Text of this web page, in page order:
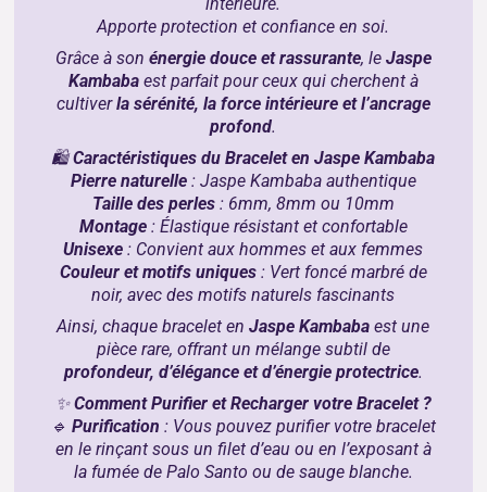
Apporte protection et confiance en soi.
Grâce à son énergie douce et rassurante, le Jaspe
Kambabaest parfait pour ceux qui cherchent à
cultiverla sérénité, la force intérieure et l’ancrage
profond.
🛍Caractéristiques du Bracelet en Jaspe Kambaba
Pierre naturelle: Jaspe Kambaba authentique
Taille des perles: 6mm, 8mm ou 10mm
Montage: Élastique résistant et confortable
Unisexe : Convient aux hommes et aux femmes
Couleur et motifs uniques: Vert foncé marbré de
noir, avec des motifs naturels fascinants
Ainsi, chaque bracelet enJaspe Kambaba est une
pièce rare, offrant un mélange subtil de
profondeur, d’élégance et d’énergie protectrice.
✨Comment Purifier et Recharger votre Bracelet ?
🔹Purification : Vous pouvez purifier votre bracelet
en le rinçant sous un filet d’eau ou en l’exposant à
la fumée de Palo Santo ou de sauge blanche.